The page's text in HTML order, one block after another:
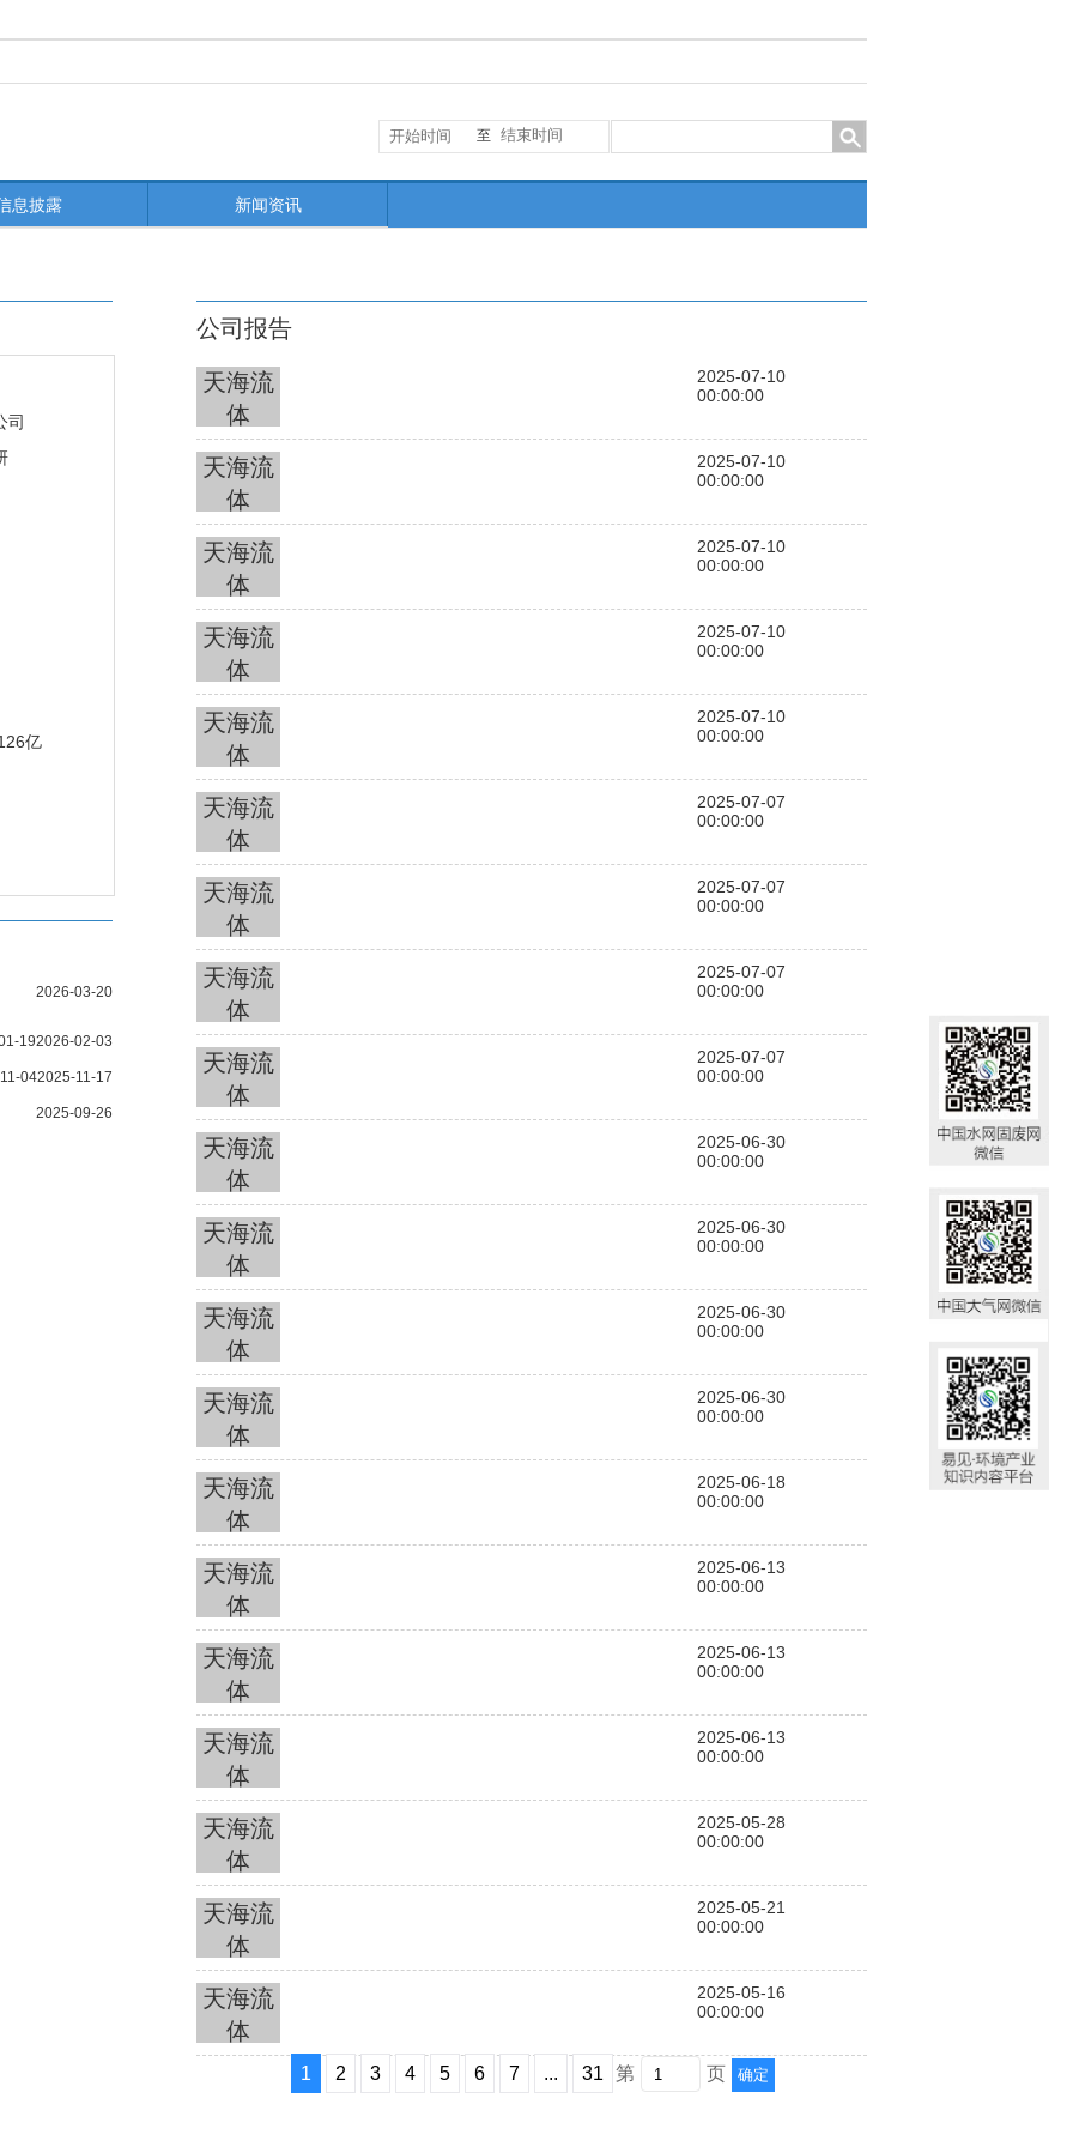
至
息披露 新闻资讯
司
亿
2026-03-20
2026-02-03
19
2025-11-17
04
2025-09-26
公司报告
天海流
体
2025-07-10
00:00:00
天海流
体
2025-07-10
00:00:00
天海流
体
2025-07-10
00:00:00
天海流
体
2025-07-10
00:00:00
天海流
体
2025-07-10
00:00:00
天海流
体
2025-07-07
00:00:00
天海流
体
2025-07-07
00:00:00
天海流
体
2025-07-07
00:00:00
天海流
体
2025-07-07
00:00:00
天海流
体
2025-06-30
00:00:00
天海流
体
2025-06-30
00:00:00
天海流
体
2025-06-30
00:00:00
天海流
体
2025-06-30
00:00:00
天海流
体
2025-06-18
00:00:00
天海流
体
2025-06-13
00:00:00
天海流
体
2025-06-13
00:00:00
天海流
体
2025-06-13
00:00:00
天海流
体
2025-05-28
00:00:00
天海流
体
2025-05-21
00:00:00
天海流
体
2025-05-16
00:00:00
1 2 3 4 5 6 7 ... 31 第 页 确定